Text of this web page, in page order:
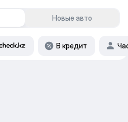
Новые авто
В кредит